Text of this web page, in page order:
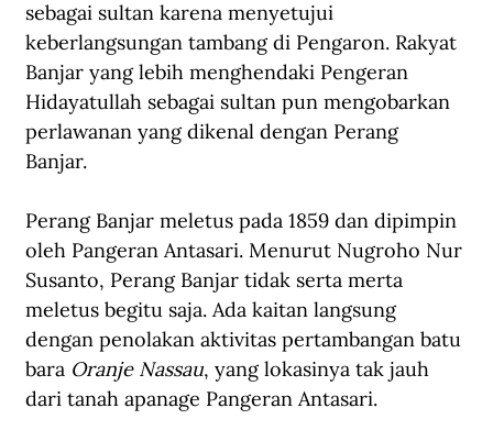
sebagai sultan karena menyetujui
keberlangsungan tambang di Pengaron. Rakyat
Banjar yang lebih menghendaki Pengeran
Hidayatullah sebagai sultan pun mengobarkan
perlawanan yang dikenal dengan Perang
Banjar.
Perang Banjar meletus pada 1859 dan dipimpin
oleh Pangeran Antasari. Menurut Nugroho Nur
Susanto, Perang Banjar tidak serta merta
meletus begitu saja. Ada kaitan langsung
dengan penolakan aktivitas pertambangan batu
bara Oranje Nassau, yang lokasinya tak jauh
dari tanah apanage Pangeran Antasari.